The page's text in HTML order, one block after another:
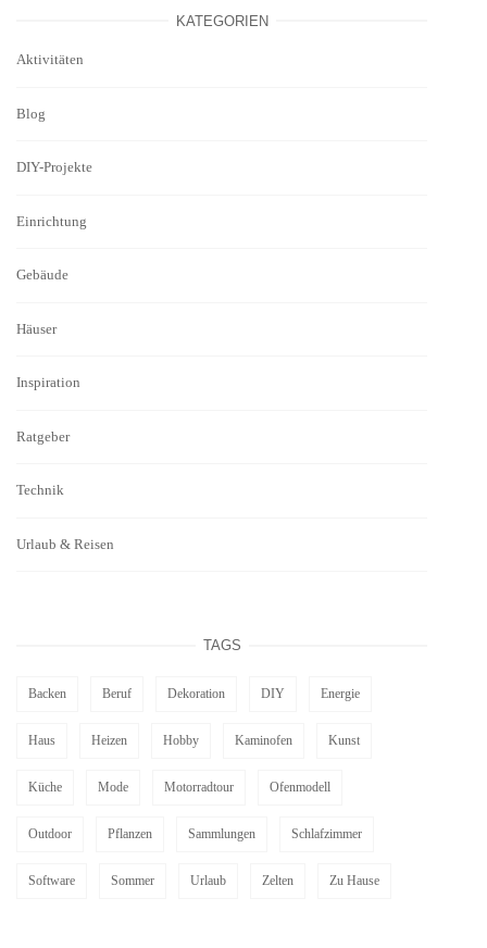
KATEGORIEN
Aktivitäten
Blog
DIY-Projekte
Einrichtung
Gebäude
Häuser
Inspiration
Ratgeber
Technik
Urlaub & Reisen
TAGS
Backen Beruf Dekoration DIY Energie
Haus Heizen Hobby Kaminofen Kunst
Küche Mode Motorradtour Ofenmodell
Outdoor Pflanzen Sammlungen Schlafzimmer
Software Sommer Urlaub Zelten Zu Hause